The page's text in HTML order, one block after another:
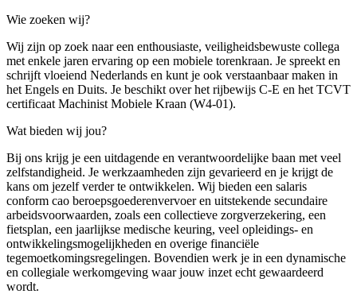
Wie zoeken wij?
Wij zijn op zoek naar een enthousiaste, veiligheidsbewuste collega
met enkele jaren ervaring op een mobiele torenkraan. Je spreekt en
schrijft vloeiend Nederlands en kunt je ook verstaanbaar maken in
het Engels en Duits. Je beschikt over het rijbewijs C-E en het TCVT
certificaat Machinist Mobiele Kraan (W4-01).
Wat bieden wij jou?
Bij ons krijg je een uitdagende en verantwoordelijke baan met veel
zelfstandigheid. Je werkzaamheden zijn gevarieerd en je krijgt de
kans om jezelf verder te ontwikkelen. Wij bieden een salaris
conform cao beroepsgoederenvervoer en uitstekende secundaire
arbeidsvoorwaarden, zoals een collectieve zorgverzekering, een
fietsplan, een jaarlijkse medische keuring, veel opleidings- en
ontwikkelingsmogelijkheden en overige financiële
tegemoetkomingsregelingen. Bovendien werk je in een dynamische
en collegiale werkomgeving waar jouw inzet echt gewaardeerd
wordt.